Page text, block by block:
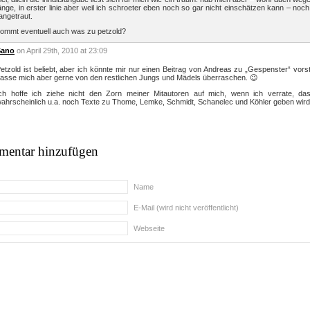
in erster linie aber weil ich schroeter eben noch so gar nicht einschätzen kann –
eventuell auch was zu petzold?
on April 29th, 2010 at 23:09
ist beliebt, aber ich könnte mir nur einen Beitrag von Andreas zu „Gespenster“
mich aber gerne von den restlichen Jungs und Mädels überraschen. 😉
hoffe ich ziehe nicht den Zorn meiner Mitautoren auf mich, wenn ich verrate,
u.a. noch Texte zu Thome, Lemke, Schmidt, Schanelec und Köhler geben wird.
hinzufügen
Name
E-Mail (wird nicht veröffentlicht)
Webseite